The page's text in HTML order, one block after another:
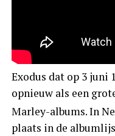
Exodus dat op 3 juni
opnieuw als een
Marley-albums. In
plaats in de